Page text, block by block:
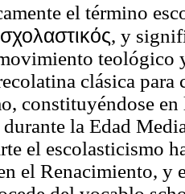
el término
σχολαστικός, y
teológico
clásica para
constituyéndose
la Edad
el escolasticismo
el Renacimiento, y